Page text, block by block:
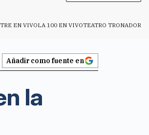
EN VIVOLA 100 EN VIVOTEATRO TRONADOR
Añadir como fuente en
la